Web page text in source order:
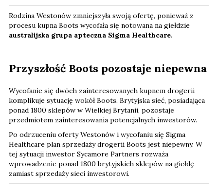
Rodzina Westonów zmniejszyła swoją ofertę, ponieważ z
procesu kupna Boots wycofała się notowana na giełdzie
australijska grupa apteczna Sigma Healthcare.
Przyszłość Boots pozostaje niepewna
Wycofanie się dwóch zainteresowanych kupnem drogerii
komplikuje sytuację wokół Boots. Brytyjska sieć, posiadająca
ponad 1800 sklepów w Wielkiej Brytanii, pozostaje
przedmiotem zainteresowania potencjalnych inwestorów.
Po odrzuceniu oferty Westonów i wycofaniu się Sigma
Healthcare plan sprzedaży drogerii Boots jest niepewny. W
tej sytuacji inwestor Sycamore Partners rozważa
wprowadzenie ponad 1800 brytyjskich sklepów na giełdę
zamiast sprzedaży sieci inwestorowi.